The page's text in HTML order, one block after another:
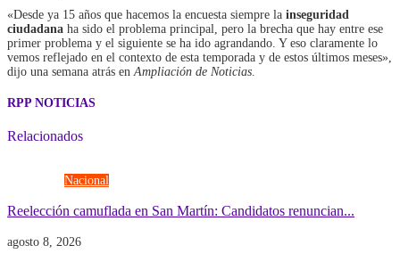
«Desde ya 15 años que hacemos la encuesta siempre la inseguridad
ciudadana ha sido el problema principal, pero la brecha que hay entre ese
primer problema y el siguiente se ha ido agrandando. Y eso claramente lo
vemos reflejado en el contexto de esta temporada y de estos últimos meses»,
dijo una semana atrás enAmpliación de Noticias.
RPP NOTICIAS
Relacionados
Nacional
Reelección camuflada en San Martín: Candidatos renuncian...
agosto 8, 2026